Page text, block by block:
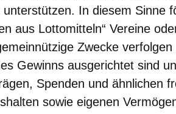
unterstützen. In diesem Sinne
aus Lottomitteln“ Vereine
Zwecke
Gewinns ausgerichtet sind
Spenden und ähnlichen
sowie eigenen